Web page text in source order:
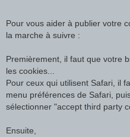
Pour vous aider à publier votre
la marche à suivre :
Premièrement, il faut que votre
les cookies...
Pour ceux qui utilisent Safari, il
menu préférences de Safari,
sélectionner "accept third party
Ensuite,